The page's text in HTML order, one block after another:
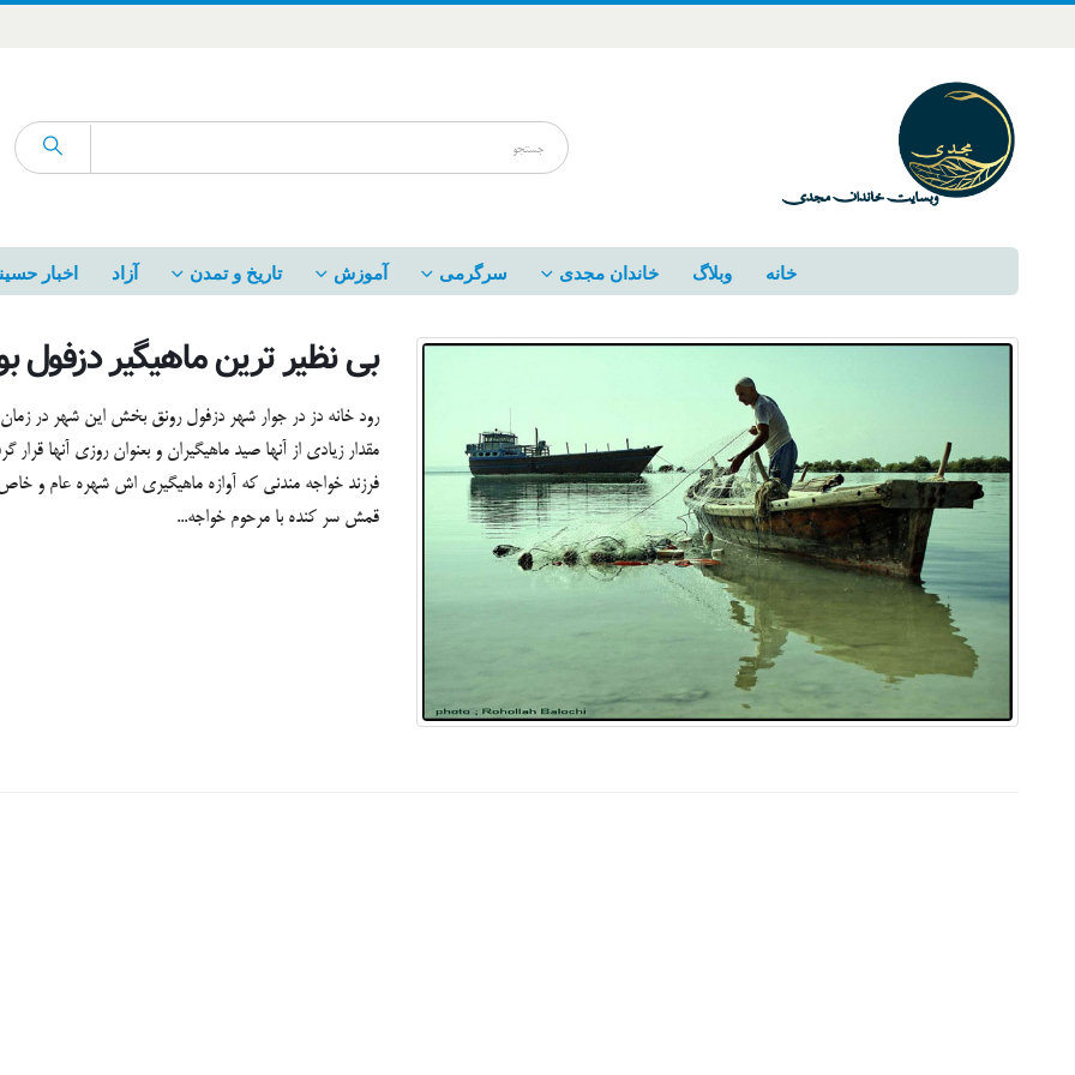
خانه وبلاگ خاندان مجدی سرگرمی آموزش تاریخ و تمدن آزاد اخبار
بی نظیر ترین ماهیگیر دزفول
رود خانه دز در جوار شهر دزفول رونق بخش این شهر در
مقدار زیادی از آنها صید ماهیگیران و بعنوان روزی آنها
فرزند خواجه مندنی که آوازه ماهیگیری اش شهره عام و
قمش سر کنده با مرحوم خواجه...